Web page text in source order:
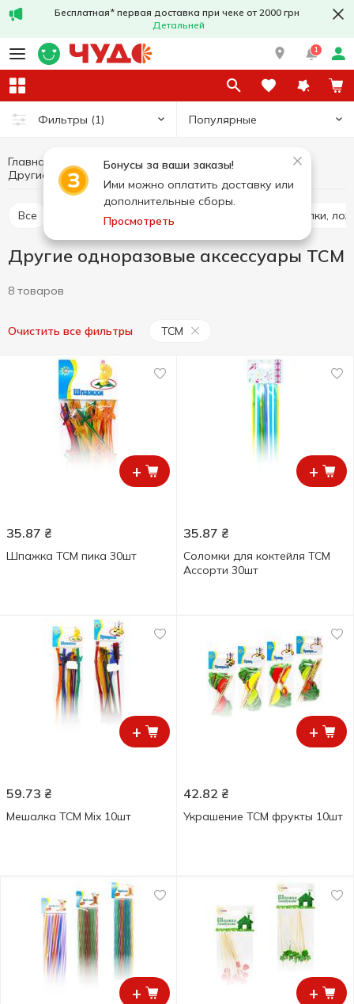
Бесплатная* первая доставка при чеке от 2000 грн
Детальней
1
Фильтры (1) Популярные
Бонусы за ваши заказы!
Ими можно оплатить доставку или
дополнительные сборы.
Просмотреть
Главная Одноразовая посуда
Другие одноразовые аксессуары
Все Одноразовые стаканы Одноразовые вилки,
Другие одноразовые аксессуары TCM
8 товаров
Очистить все фильтры TCM
+
35.87 ₴
Шпажка ТСМ пика 30шт
+
35.87 ₴
Соломки для коктейля ТСМ
Ассорти 30шт
+
59.73 ₴
Мешалка ТСМ Mix 10шт
+
42.82 ₴
Украшение ТСМ фрукты 10шт
+ +